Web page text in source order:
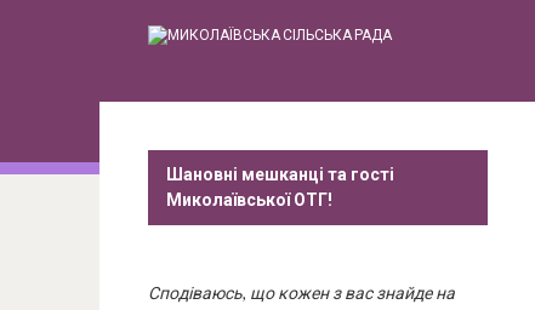
Шановні мешканці та гості
Миколаївської ОТГ!
Сподіваюсь, що кожен з вас знайде на